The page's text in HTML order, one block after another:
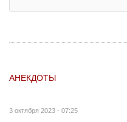
АНЕКДОТЫ
3 октября 2023 - 07:25